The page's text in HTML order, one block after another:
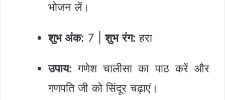
भोजन लें।
शुभ अंक: 7 |शुभ रंग: हरा
उपाय: गणेश चालीसा का पाठ करें और
गणपति जी को सिंदूर चढ़ाएं।